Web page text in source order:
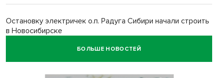
Остановку электричек о.п. Радуга Сибири начали строить
в Новосибирске
БОЛЬШЕ НОВОСТЕЙ